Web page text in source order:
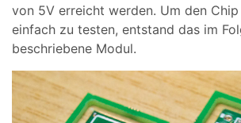
von 5V erreicht werden. Um den
einfach zu testen, entstand das im
beschriebene Modul.